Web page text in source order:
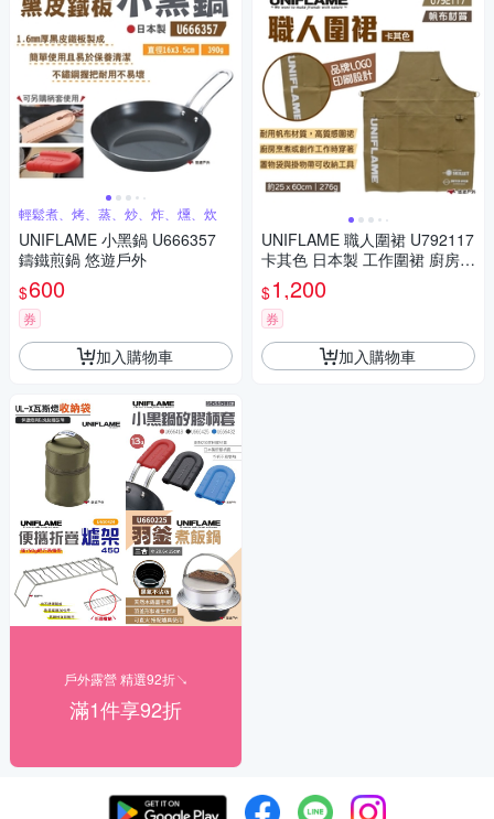
輕鬆煮、烤、蒸、炒、炸、燻、炊
UNIFLAME 小黑鍋 U666357
鑄鐵煎鍋 悠遊戶外
$600
券
加入購物車
戶外露營 精選92折↘
滿1件享92折
UNIFLAME 職人圍裙 U792117
卡其色 日本製 工作圍裙 廚房圍
裙 帆布圍裙 悠遊戶外
$1,200
券
加入購物車